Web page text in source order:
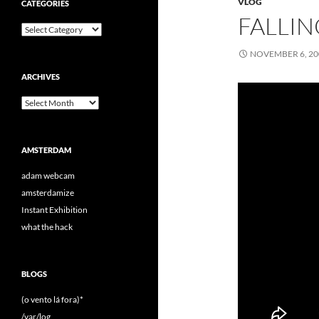
NOVEMBER 6,
CATEGORIES
Categories
ARCHIVES
Archives
AMSTERDAM
adam webcam
amsterdamize
Instant Exhibition
what the hack
BLOGS
(o vento lá fora)*
/var/log